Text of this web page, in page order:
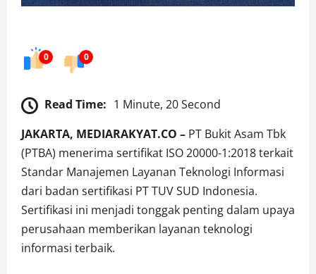
0 0
Read Time: 1 Minute, 20 Second
JAKARTA, MEDIARAKYAT.CO – PT Bukit Asam Tbk
(PTBA) menerima sertifikat ISO 20000-1:2018 terkait
Standar Manajemen Layanan Teknologi Informasi
dari badan sertifikasi PT TUV SUD Indonesia.
Sertifikasi ini menjadi tonggak penting dalam upaya
perusahaan memberikan layanan teknologi
informasi terbaik.